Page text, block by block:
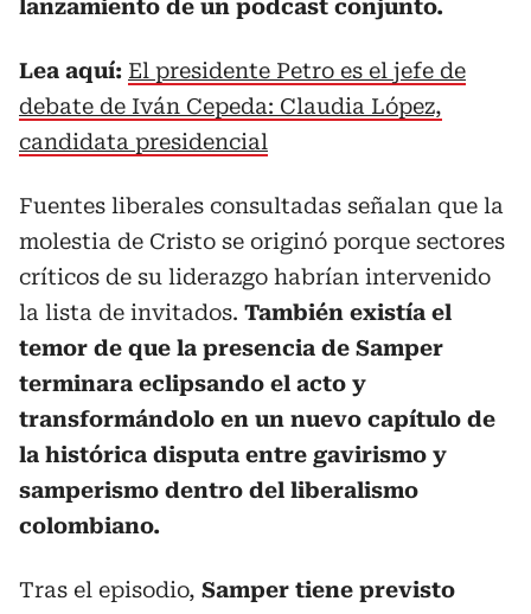
lanzamiento de un podcast conjunto.
Lea aquí: El presidente Petro es el jefe de
debate de Iván Cepeda: Claudia López,
candidata presidencial
Fuentes liberales consultadas señalan que la
molestia de Cristo se originó porque sectores
críticos de su liderazgo habrían intervenido
la lista de invitados. También existía el
temor de que la presencia de Samper
terminara eclipsando el acto y
transformándolo en un nuevo capítulo de
la histórica disputa entre gavirismo y
samperismo dentro del liberalismo
colombiano.
Tras el episodio, Samper tiene previsto